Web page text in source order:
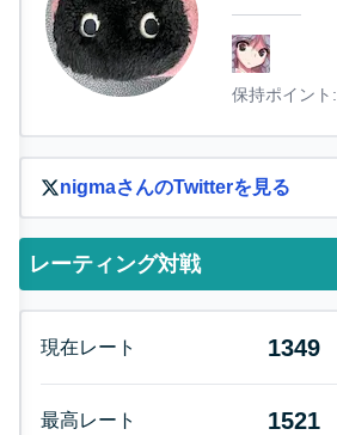
保持ポイント:
nigmaさんのTwitterを見る
レーティング対戦
現在レート 1349
最高レート 1521